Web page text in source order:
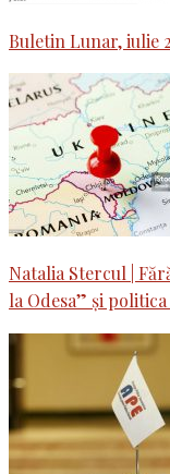
Buletin Lunar, iulie
Natalia Stercul |
la Odesa” și